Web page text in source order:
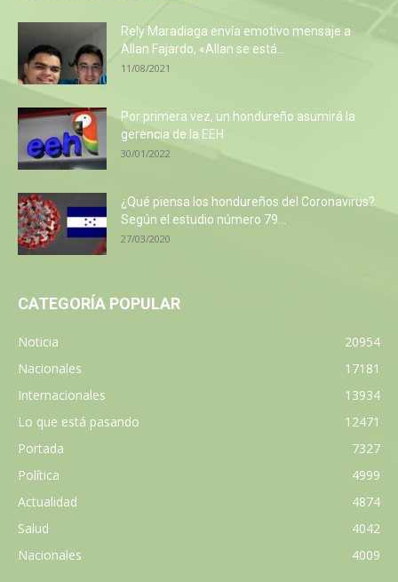
Rely Maradiaga envía emotivo mensaje a
Allan Fajardo, «Allan se está...
11/08/2021
Por primera vez, un hondureño asumirá la
gerencia de la EEH
30/01/2022
¿Qué piensa los hondureños del Coronavirus?
Según el estudio número 79...
27/03/2020
CATEGORÍA POPULAR
Noticia
20954
Nacionales
17181
Internacionales
13934
Lo que está pasando
12471
Portada
7327
Política
4999
Actualidad
4874
Salud
4042
Nacionales
4009